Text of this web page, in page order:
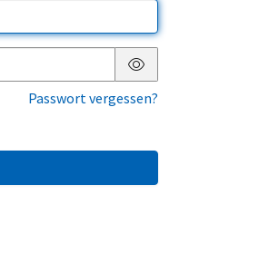
Passwort anzeigen
Passwort vergessen?